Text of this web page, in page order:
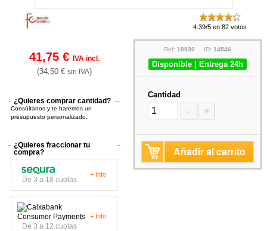
4.39/5 en 82 votos
41,75 € IVA incl.
(34,50 € sin IVA)
¿Quieres comprar cantidad?
Consúltanos y te haremos un
presupuesto personalizado.
¿Quieres fraccionar tu
compra?
De 3 a 18 cuotas
+ Info
De 3 a 12 cuotas
+ Info
Ref: 10930 ID: 14546
Disponible | Entrega 24h
Cantidad
- +
Añadir al carrito